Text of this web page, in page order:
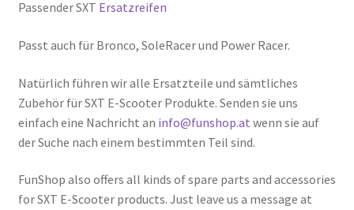
Passender SXT Ersatzreifen
Passt auch für Bronco, SoleRacer und Power Racer.
Natürlich führen wir alle Ersatzteile und sämtliches
Zubehör für SXT E-Scooter Produkte. Senden sie uns
einfach eine Nachricht an info@funshop.at wenn sie auf
der Suche nach einem bestimmten Teil sind.
FunShop also offers all kinds of spare parts and accessories
for SXT E-Scooter products. Just leave us a message at